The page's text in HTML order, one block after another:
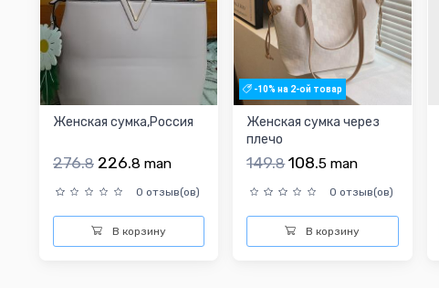
Женская сумка,Россия
276.8 226.8 man
0 отзыв(ов)
В корзину
-10% на 2-ой товар
Женская сумка через
плечо
149.8 108.5 man
0 отзыв(ов)
В корзину